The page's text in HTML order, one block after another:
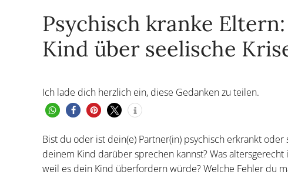
Psychisch kranke
Kind über seelische
Ich lade dich herzlich ein, diese Gedanken zu teilen.
Bist du oder ist dein(e) Partner(in) psychisch erkrankt
deinem Kind darüber sprechen kannst? Was
weil es dein Kind überfordern würde? Welche Fehler du